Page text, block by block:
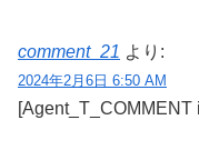
comment_21 より:
2024年2月6日 6:50 AM
[Agent_T_COMMENT